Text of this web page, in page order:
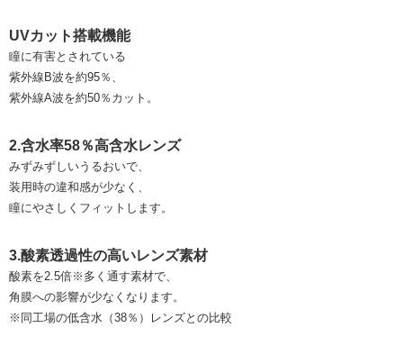
UVカット搭載機能
瞳に有害とされている
紫外線B波を約95％、
紫外線A波を約50％カット。
2.含水率58％高含水レンズ
みずみずしいうるおいで、
装用時の違和感が少なく、
瞳にやさしくフィットします。
3.酸素透過性の高いレンズ素材
酸素を2.5倍※多く通す素材で、
角膜への影響が少なくなります。
※同工場の低含水（38％）レンズとの比較